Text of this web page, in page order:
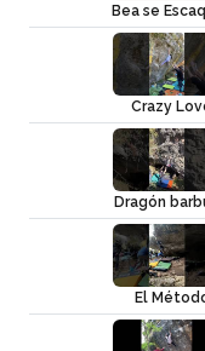
Bea se
Crazy
Dragón
El